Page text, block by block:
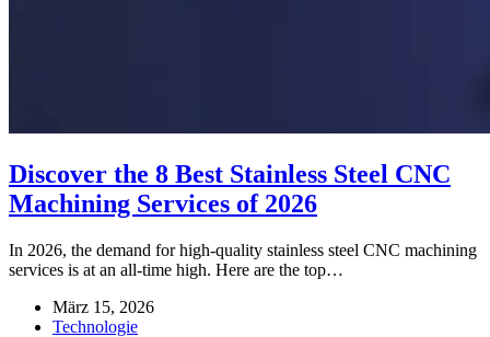
Discover the 8 Best Stainless Steel CNC
Machining Services of 2026
In 2026, the demand for high-quality stainless steel CNC machining
services is at an all-time high. Here are the top…
März 15, 2026
Technologie